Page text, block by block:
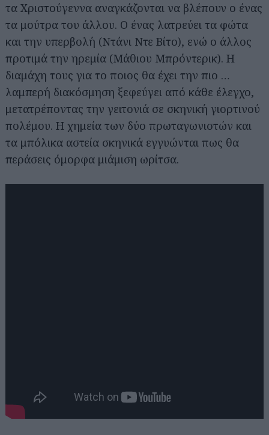
τα Χριστούγεννα αναγκάζονται να βλέπουν ο ένας
τα μούτρα του άλλου. Ο ένας λατρεύει τα φώτα
και την υπερβολή (Ντάνι Ντε Βίτο), ενώ ο άλλος
προτιμά την ηρεμία (Μάθιου Μπρόντερικ). Η
διαμάχη τους για το ποιος θα έχει την πιο …
λαμπερή διακόσμηση ξεφεύγει από κάθε έλεγχο,
μετατρέποντας την γειτονιά σε σκηνική γιορτινού
πολέμου. Η χημεία των δύο πρωταγωνιστών και
τα μπόλικα αστεία σκηνικά εγγυώνται πως θα
περάσεις όμορφα μιάμιση ωρίτσα.